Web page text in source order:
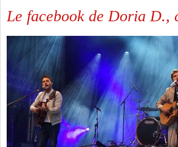
Le facebook de Doria D.,